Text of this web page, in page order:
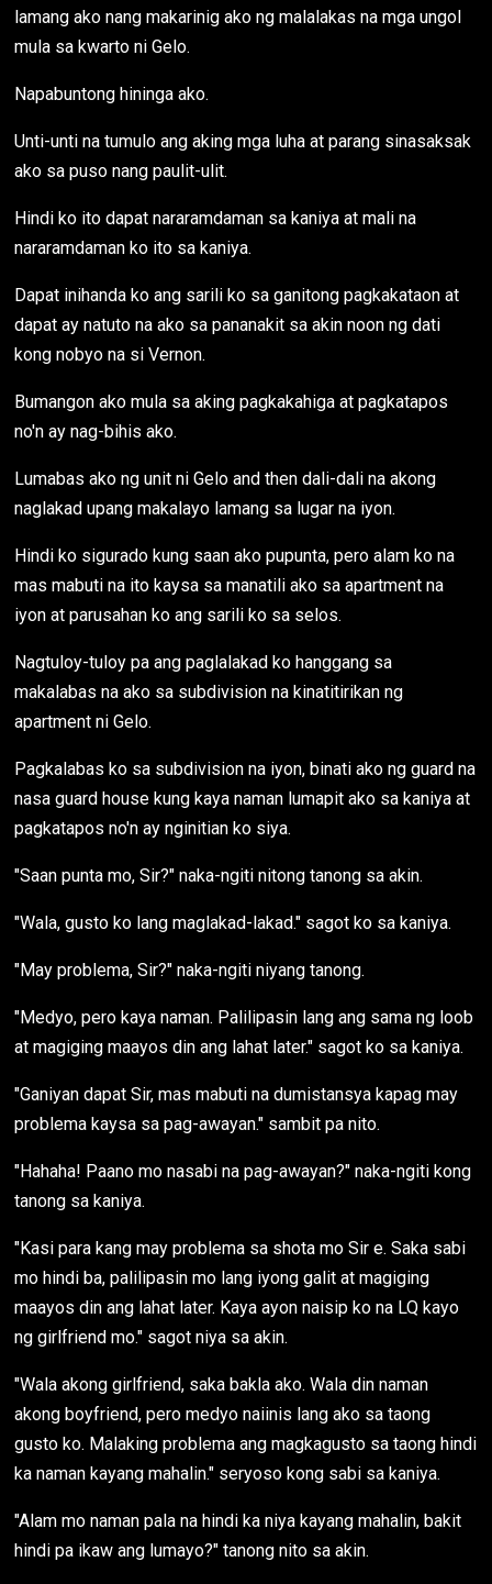
lamang ako nang makarinig ako ng malalakas na mga ungol
mula sa kwarto ni Gelo.
Napabuntong hininga ako.
Unti-unti na tumulo ang aking mga luha at parang sinasaksak
ako sa puso nang paulit-ulit.
Hindi ko ito dapat nararamdaman sa kaniya at mali na
nararamdaman ko ito sa kaniya.
Dapat inihanda ko ang sarili ko sa ganitong pagkakataon at
dapat ay natuto na ako sa pananakit sa akin noon ng dati
kong nobyo na si Vernon.
Bumangon ako mula sa aking pagkakahiga at pagkatapos
no'n ay nag-bihis ako.
Lumabas ako ng unit ni Gelo and then dali-dali na akong
naglakad upang makalayo lamang sa lugar na iyon.
Hindi ko sigurado kung saan ako pupunta, pero alam ko na
mas mabuti na ito kaysa sa manatili ako sa apartment na
iyon at parusahan ko ang sarili ko sa selos.
Nagtuloy-tuloy pa ang paglalakad ko hanggang sa
makalabas na ako sa subdivision na kinatitirikan ng
apartment ni Gelo.
Pagkalabas ko sa subdivision na iyon, binati ako ng guard na
nasa guard house kung kaya naman lumapit ako sa kaniya at
pagkatapos no'n ay nginitian ko siya.
"Saan punta mo, Sir?" naka-ngiti nitong tanong sa akin.
"Wala, gusto ko lang maglakad-lakad." sagot ko sa kaniya.
"May problema, Sir?" naka-ngiti niyang tanong.
"Medyo, pero kaya naman. Palilipasin lang ang sama ng loob
at magiging maayos din ang lahat later." sagot ko sa kaniya.
"Ganiyan dapat Sir, mas mabuti na dumistansya kapag may
problema kaysa sa pag-awayan." sambit pa nito.
"Hahaha! Paano mo nasabi na pag-awayan?" naka-ngiti kong
tanong sa kaniya.
"Kasi para kang may problema sa shota mo Sir e. Saka sabi
mo hindi ba, palilipasin mo lang iyong galit at magiging
maayos din ang lahat later. Kaya ayon naisip ko na LQ kayo
ng girlfriend mo." sagot niya sa akin.
"Wala akong girlfriend, saka bakla ako. Wala din naman
akong boyfriend, pero medyo naiinis lang ako sa taong
gusto ko. Malaking problema ang magkagusto sa taong hindi
ka naman kayang mahalin." seryoso kong sabi sa kaniya.
"Alam mo naman pala na hindi ka niya kayang mahalin, bakit
hindi pa ikaw ang lumayo?" tanong nito sa akin.